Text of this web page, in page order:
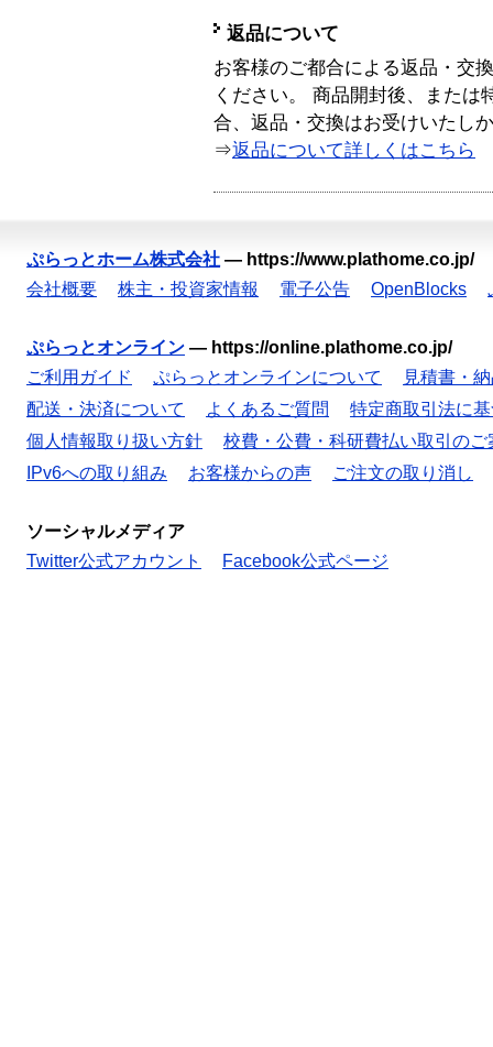
返品について
お客様のご都合による返品・交
ください。 商品開封後、または
合、返品・交換はお受けいたし
⇒返品について詳しくはこちら
ぷらっとホーム株式会社 — https://www.plathome.co.jp/
会社概要
株主・投資家情報 電子公告 OpenBlocks
ぷらっとオンライン — https://online.plathome.co.jp/
ご利用ガイド
ぷらっとオンラインについて
見積書・
配送・決済について
よくあるご質問
特定商取引法に
個人情報取り扱い方針
校費・公費・科研費払い取引のご
IPv6への取り組み
お客様からの声 ご注文の取り消し
ソーシャルメディア
Twitter公式アカウント
Facebook公式ページ